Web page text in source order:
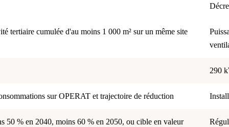
tertiaire cumulée d'au moins 1 000 m² sur un même site
290
sur OPERAT et trajectoire de réduction
50 % en 2040, moins 60 % en 2050, ou cible en valeur